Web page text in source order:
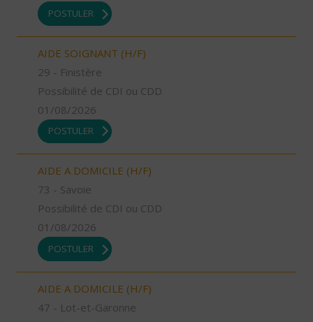
POSTULER
AIDE SOIGNANT (H/F)
29 - Finistère
Possibilité de CDI ou CDD
01/08/2026
POSTULER
AIDE A DOMICILE (H/F)
73 - Savoie
Possibilité de CDI ou CDD
01/08/2026
POSTULER
AIDE A DOMICILE (H/F)
47 - Lot-et-Garonne